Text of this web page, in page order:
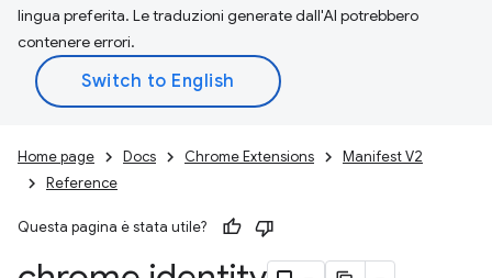
lingua preferita. Le traduzioni generate dall'AI potrebbero
contenere errori.
Home page Docs Chrome Extensions
Manifest V2
Reference
Questa pagina è stata utile?